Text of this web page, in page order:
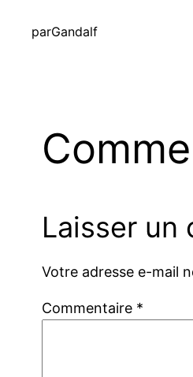
parGandalf
Laisser un
Votre adresse e-mail
Commentaire *